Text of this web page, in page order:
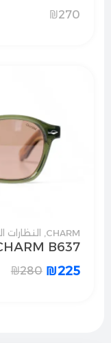
₪270
CHARM
,
B637
₪280 ₪225